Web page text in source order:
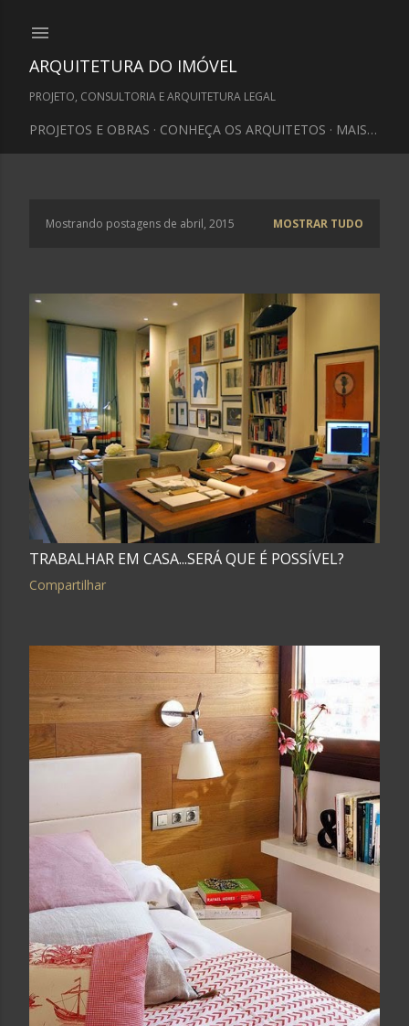
ARQUITETURA DO IMÓVEL
PROJETO, CONSULTORIA E ARQUITETURA LEGAL
PROJETOS E OBRAS CONHEÇA OS ARQUITETOS MAIS…
s
t
g
e
n
s
Mostrando postagens de abril, 2015 MOSTRAR TUDO
TRABALHAR EM CASA...SERÁ QUE É POSSÍVEL?
Compartilhar